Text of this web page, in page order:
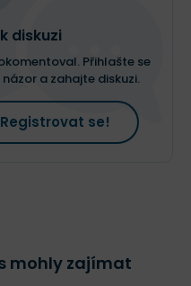
diskuzi
Přihlašte se
a zahajte diskuzi.
Registrovat se!
mohly zajímat